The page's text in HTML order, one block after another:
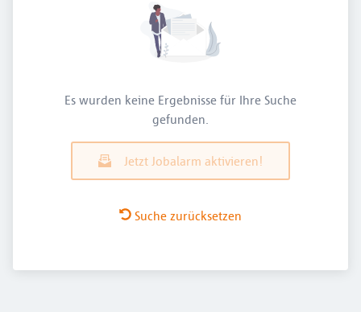
Es wurden keine Ergebnisse für Ihre Suche
gefunden.
Jetzt Jobalarm aktivieren!
Suche zurücksetzen